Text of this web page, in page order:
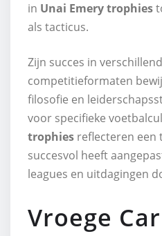
in Unai Emery trophies
als tacticus.
Zijn succes in
competitieformaten
filosofie en
voor specifieke
trophies reflecteren een
succesvol heeft
leagues en uitdagingen
Vroege